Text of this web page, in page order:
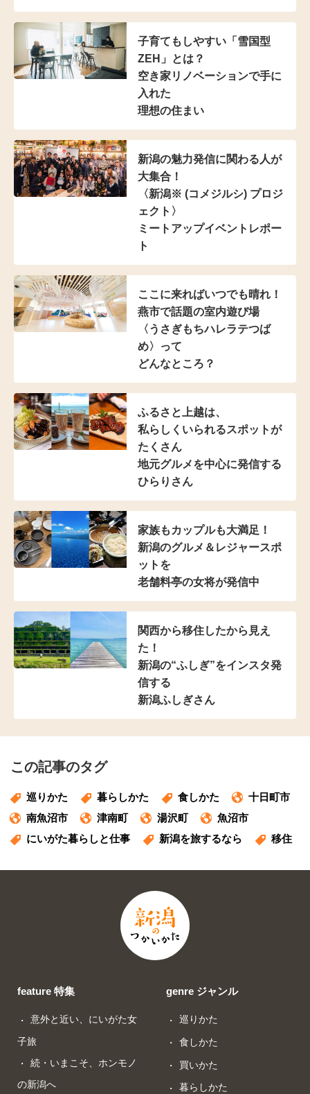
子育てもしやすい 「雪国型
ZEH」とは？
空き家リノベーションで手に
入れた
理想の住まい
新潟の魅力発信に関わる人が
大集合！
〈新潟※ (コメジルシ) プロジ
ェクト〉
ミートアップイベントレポー
ト
ここに来ればいつでも晴れ！
燕市で話題の室内遊び場
〈うさぎもちハレラテつば
め〉って
どんなところ？
ふるさと上越は、
私らしくいられるスポットが
たくさん
地元グルメを中心に発信する
ひらりさん
家族もカップルも大満足！
新潟のグルメ＆レジャースポ
ットを
老舗料亭の女将が発信中
関西から移住したから見え
た！
新潟の“ふしぎ”をインスタ発
信する
新潟ふしぎさん
この記事のタグ
巡りかた 暮らしかた 食しかた
十日町市
南魚沼市
津南町 湯沢町
魚沼市
にいがた暮らしと仕事
新潟を旅するなら 移住
feature 特集
意外と近い、にいがた女
子旅
続・いまこそ、ホンモノ
の新潟へ
genre ジャンル
巡りかた
食しかた
買いかた
暮らしかた